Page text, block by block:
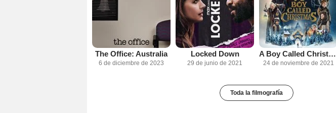
The Office: Australia
6 de diciembre de 2023
Locked Down
29 de junio de 2021
A Boy Called Christmas
24 de noviembre de 2021
Toda la filmografía